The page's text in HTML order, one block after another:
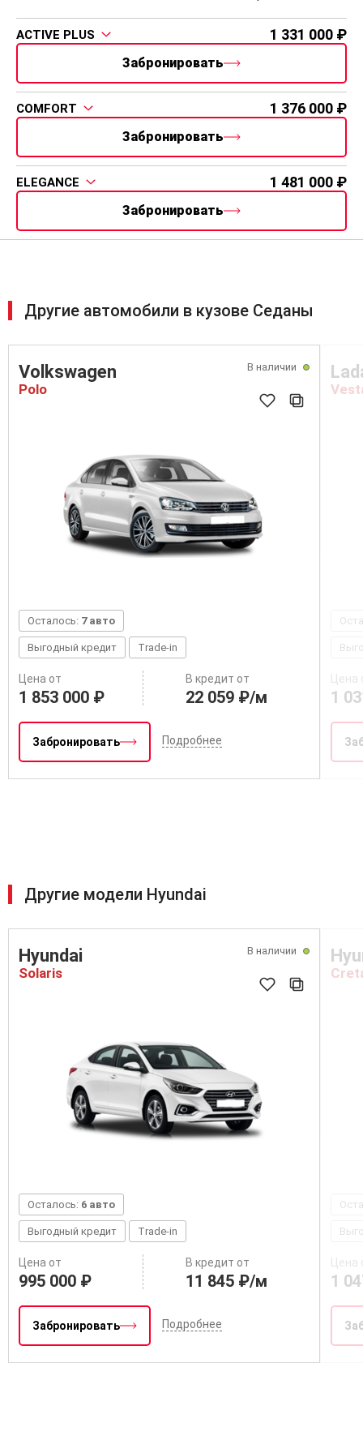
только для АТ) - 113,000 ₽
ACTIVE PLUS 1 331 000
Забронировать
COMFORT 1 376 000
Забронировать
ELEGANCE 1 481 000
Забронировать
Другие автомобили в кузове Седаны
В наличии
Volkswagen
Polo
Осталось: 7 авто
Выгодный кредит Trade-in
Цена от
1 853 000 ₽
В кредит от
22 059 ₽/м
Забронировать Подробнее
Цена
1
Другие модели Hyundai
В наличии
Hyundai
Solaris
Осталось: 6 авто
Выгодный кредит Trade-in
Цена от
995 000 ₽
В кредит от
11 845 ₽/м
Забронировать Подробнее
Цена
1